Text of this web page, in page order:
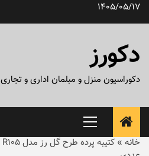
پرش1405/05/17
دکورز
دکوراسیون منزل و مبلمان اداری و تجاری
منوی
اصلی
خانه »